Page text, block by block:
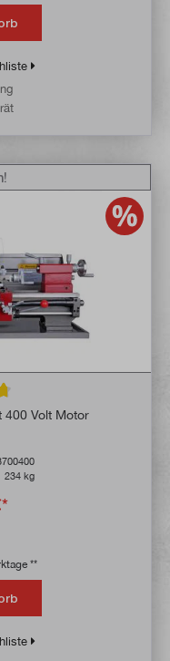
Bewertung von 4.6 von
400 Volt Motor
234 kg
**